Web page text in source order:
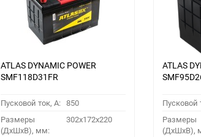
ATLAS DYNAMIC POWER
SMF118D31FR
Пусковой ток, A: 850
Размеры
(ДхШхВ), мм:
302x172x220
ATLAS
Пусковой
Размеры
(ДхШхВ),